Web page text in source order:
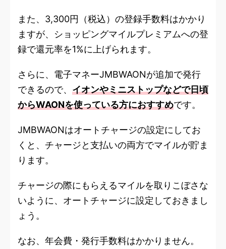
また、3,300円（税込）の登録手数料はかかり
ますが、ショッピングマイルプレミアムへの登
録で還元率を1%に上げられます。
さらに、電子マネーJMBWAONが追加で発行
できるので、 イオンやミニストップなどで日頃
からWAONを使っている方におすすめです。
JMBWAONはオートチャージの設定にしてお
くと、チャージと支払いの両方でマイルが貯ま
ります。
チャージの際にもらえるマイルを取りこぼさな
いように、オートチャージに設定しておきまし
ょう。
なお、年会費・発行手数料はかかりません。